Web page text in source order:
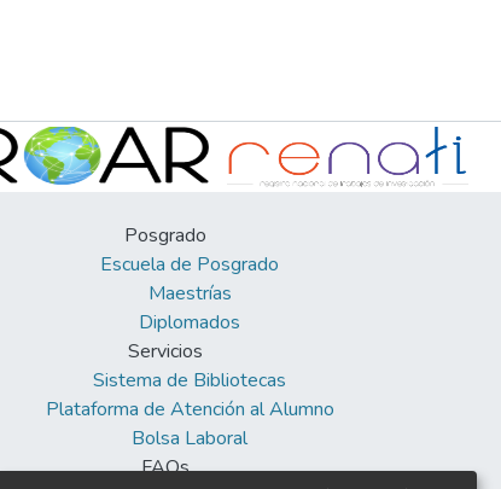
Posgrado
Escuela de Posgrado
Maestrías
Diplomados
Servicios
Sistema de Bibliotecas
Plataforma de Atención al Alumno
Bolsa Laboral
FAQs